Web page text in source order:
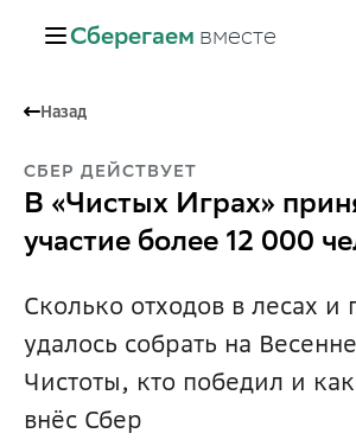
Сберегаем вместе
Назад
СБЕР ДЕЙСТВУЕТ
В «Чистых Играх»
участие более 12 000
Сколько отходов в лесах и
удалось собрать на
Чистоты, кто победил и
внёс Сбер